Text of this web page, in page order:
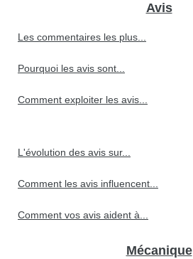
Avis
Les commentaires les plus...
Pourquoi les avis sont...
Comment exploiter les avis...
L'évolution des avis sur...
Comment les avis influencent...
Comment vos avis aident à...
Mécanique